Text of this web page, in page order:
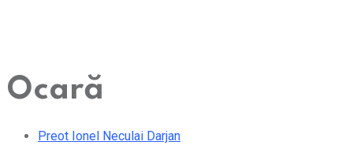
Ocară
Preot Ionel Neculai Darjan